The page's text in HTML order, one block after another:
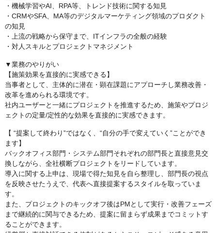
・機械学習やAI、RPA等、トレンド技術に関する知見
・CRMやSFA、MA等のデジタルマーケティング領域のプロダクト
の知見
・上流の戦略から保守まで、ITインフラの全般の経験
・対人スキルとプロジェクトマネジメント
▼業務のやりがい
【施策効果を直接的に実感できる】
当事者として、主体的に潜在・顕在課題にアプローチし業務改善・
改革を進められる環境です。
社内ユーザーと一緒にプロジェクトを推進するため、施策やプロジ
ェクトの定量/定性的な効果を直接的に実感できます。
【 “提案して終わり”ではなく、“自分の手で変えていく”ことができ
ます】
バックオフィス部門・システム部門それぞれの部門長と直接意見交
換しながら、全社横断プロジェクトをリードしています。
導入に関する上申は、現場で得た知見を自ら整理し、部門長の視点
を反映させたうえで、代表へ直接提案するスタイルを取っていま
す。
また、プロジェクトのキックオフ後はPMとして実行・改善フェーズ
まで継続的に関与できるため、提案に留まらず成果までコミットす
ることができます。